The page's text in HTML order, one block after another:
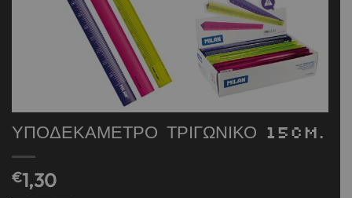
ΥΠΟΔΕΚΑΜΕΤΡΟ ΤΡΙΓΩΝΙΚΟ 15cm.
€1,30